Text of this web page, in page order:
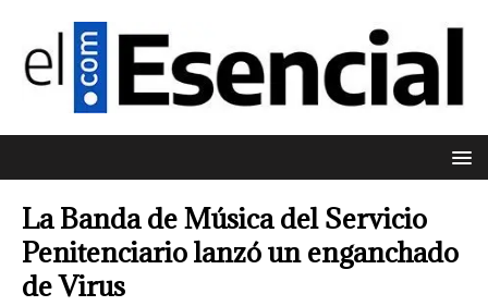
La Banda de Música del Servicio
Penitenciario lanzó un enganchado
de Virus